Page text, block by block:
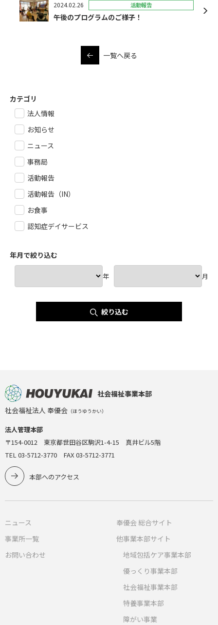
2024.02.26 活動報告
午後のプログラムのご様子！
一覧へ戻る
カテゴリ
法人情報
お知らせ
ニュース
事務局
活動報告
活動報告（IN）
お食事
認知症デイサービス
年月で絞り込む
年 月
絞り込む
社会福祉事業本部
社会福祉法人 奉優会 （ほうゆうかい）
法人管理本部
〒154-0012 東京都世田谷区駒沢1-4-15 真井ビル5階
TEL 03-5712-3770 FAX 03-5712-3771
本部へのアクセス
ニュース
事業所一覧
お問い合わせ
奉優会 総合サイト
他事業本部サイト
地域包括ケア事業本部
優っくり事業本部
社会福祉事業本部
特養事業本部
障がい事業